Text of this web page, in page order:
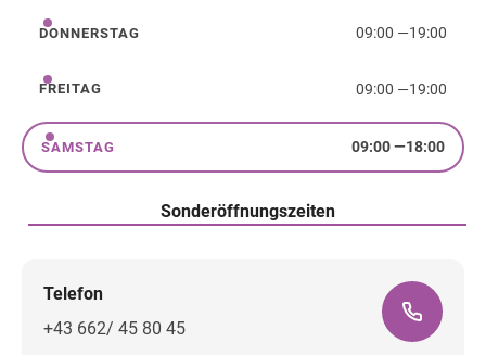
Donnerstag
DONNERSTAG 09:00 —19:00
Freitag
FREITAG 09:00 —19:00
Samstag
SAMSTAG 09:00—18:00
Sonderöffnungszeiten
Telefon
+43 662/ 45 80 45